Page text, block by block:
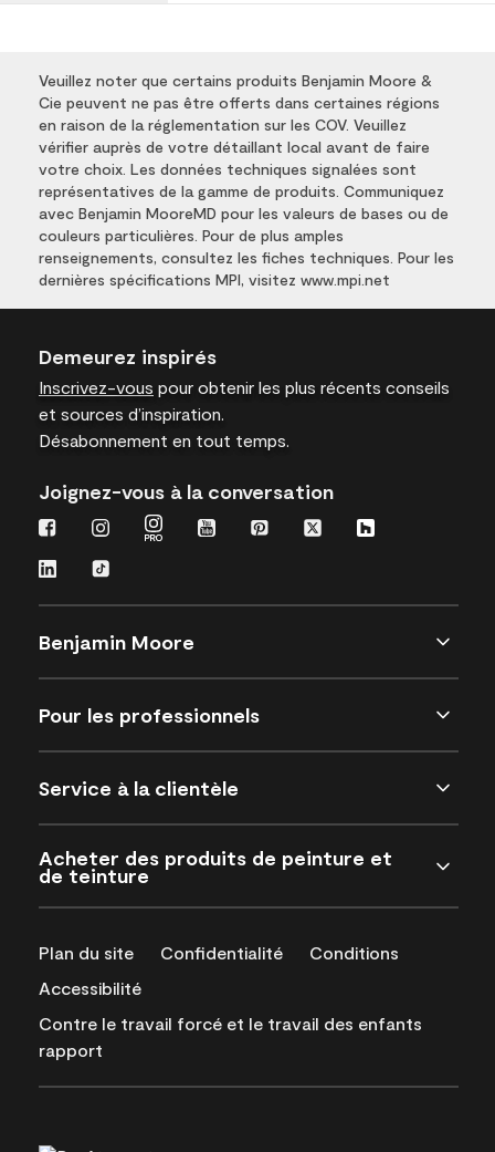
Veuillez noter que certains produits Benjamin Moore &
Cie peuvent ne pas être offerts dans certaines régions
en raison de la réglementation sur les COV. Veuillez
vérifier auprès de votre détaillant local avant de faire
votre choix. Les données techniques signalées sont
représentatives de la gamme de produits. Communiquez
avec Benjamin MooreMD pour les valeurs de bases ou de
couleurs particulières. Pour de plus amples
renseignements, consultez les fiches techniques. Pour les
dernières spécifications MPI, visitez www.mpi.net
Demeurez inspirés
Inscrivez-vous pour obtenir les plus récents conseils
et sources d’inspiration.
Désabonnement en tout temps.
Joignez-vous à la conversation
Benjamin Moore
Pour les professionnels
Service à la clientèle
Acheter des produits de peinture et
de teinture
Plan du site Confidentialité
Conditions
Accessibilité
Contre le travail forcé et le travail des enfants
rapport